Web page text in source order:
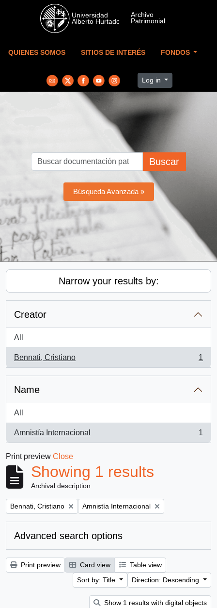
Skip to main content
QUIENES SOMOS SITIOS DE INTERÉS FONDOS
Log in
Buscar
Búsqueda Avanzada »
Narrow your results by:
Creator
All
Bennati, Cristiano
, 1 results
1
Name
All
Amnistía Internacional
, 1 results
1
Print preview Close
Showing 1 results
Archival description
Remove filter:
Bennati, Cristiano Remove filter:
Amnistía Internacional
Advanced search options
Print preview Card view
Table view
Sort by: Title
Direction: Descending
Show 1 results with digital objects